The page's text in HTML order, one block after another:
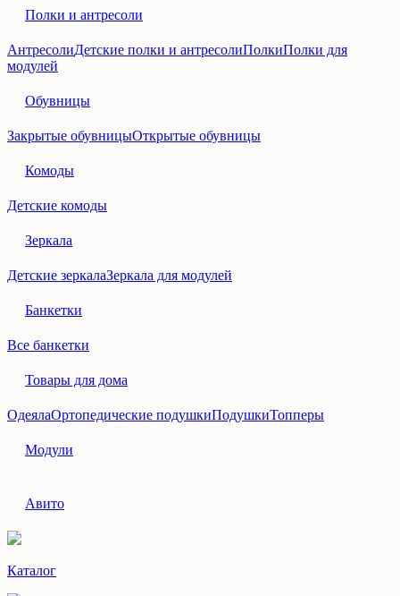
Полки и антресоли
АнтресолиДетские полки и антресолиПолкиПолки для
модулей
Обувницы
Закрытые обувницыОткрытые обувницы
Комоды
Детские комоды
Зеркала
Детские зеркалаЗеркала для модулей
Банкетки
Все банкетки
Товары для дома
ОдеялаОртопедические подушкиПодушкиТопперы
Модули
Авито
Каталог